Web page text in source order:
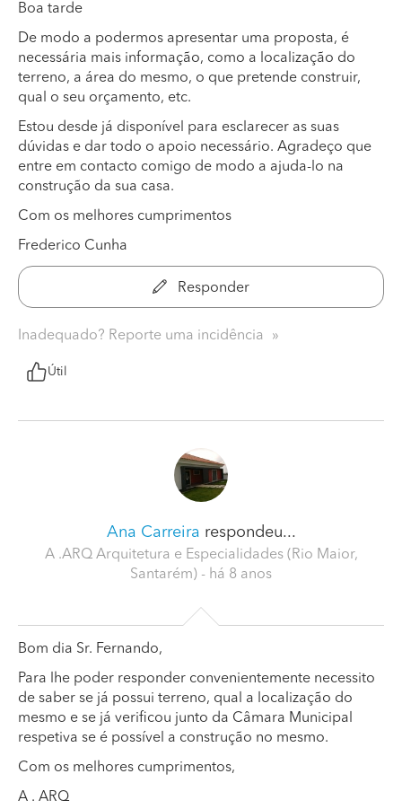
Boa tarde
De modo a podermos apresentar uma proposta, é
necessária mais informação, como a localização do
terreno, a área do mesmo, o que pretende construir,
qual o seu orçamento, etc.
Estou desde já disponível para esclarecer as suas
dúvidas e dar todo o apoio necessário. Agradeço que
entre em contacto comigo de modo a ajuda-lo na
construção da sua casa.
Com os melhores cumprimentos
Frederico Cunha
Responder
Inadequado? Reporte uma incidência
Útil
Ana Carreira respondeu...
A .ARQ Arquitetura e Especialidades (Rio Maior,
Santarém) - há 8 anos
Bom dia Sr. Fernando,
Para lhe poder responder convenientemente necessito
de saber se já possui terreno, qual a localização do
mesmo e se já verificou junto da Câmara Municipal
respetiva se é possível a construção no mesmo.
Com os melhores cumprimentos,
A . ARQ